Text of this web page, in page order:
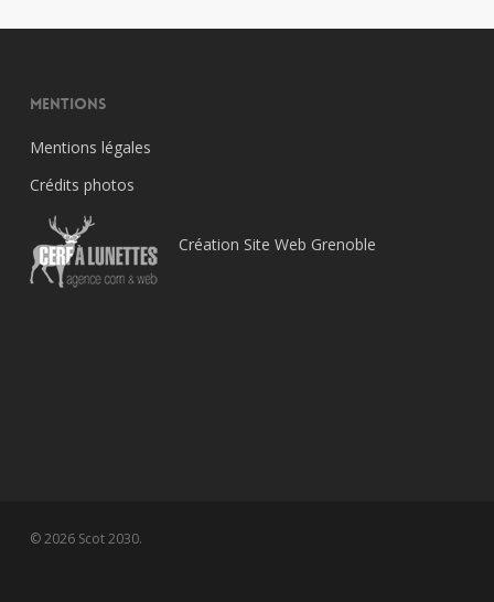
Mentions
Mentions légales
Crédits photos
Création Site Web Grenoble
© 2026 Scot 2030.